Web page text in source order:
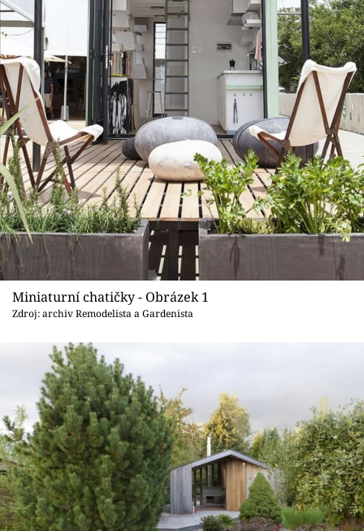
Přihlášení
Sledujte nás
Miniaturní chatičky - Obrázek 1
Zdroj: archiv Remodelista a Gardenista